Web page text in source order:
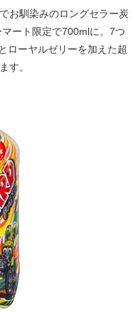
お馴染みのロングセラー炭
ート限定で700mlに。7つ
ローヤルゼリーを加えた超
す。